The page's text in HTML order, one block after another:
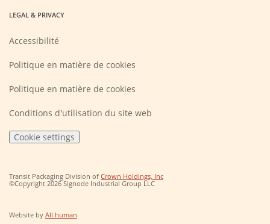
LEGAL & PRIVACY
Accessibilité
Politique en matière de cookies
Politique en matière de cookies
Conditions d'utilisation du site web
Cookie settings
Transit Packaging Division of Crown Holdings, Inc(Opens
in
©Copyright 2026 Signode Industrial Group LLC
Website by All human
in